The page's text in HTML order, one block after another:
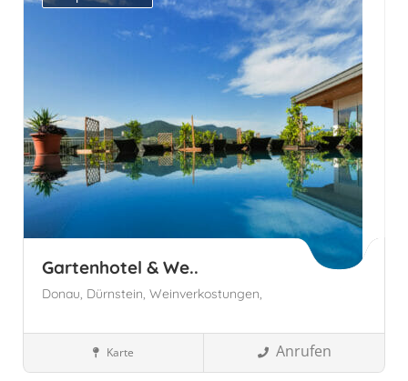
Gartenhotel & We..
Donau, Dürnstein, Weinverkostungen,
WellnesshotelsKarte Anrufen